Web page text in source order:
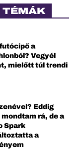
TÉMÁK
a
Vegyél
mielőtt túl trendi
Eddig
rá, de a
Spark
a